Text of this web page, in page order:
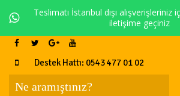
Teslimatı İstanbul dışı alışverişleriniz
iletişime geçiniz
Destek Hattı: 0543 477 01 02